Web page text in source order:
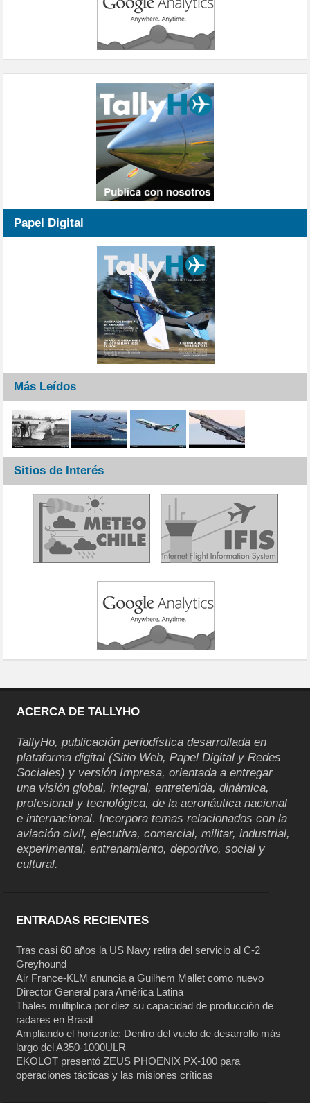
Papel Digital
Más Leídos
Sitios de Interés
ACERCA DE TALLYHO
TallyHo, publicación periodística desarrollada en
plataforma digital (Sitio Web, Papel Digital y Redes
Sociales) y versión Impresa, orientada a entregar
una visión global, integral, entretenida, dinámica,
profesional y tecnológica, de la aeronáutica nacional
e internacional. Incorpora temas relacionados con la
aviación civil, ejecutiva, comercial, militar, industrial,
experimental, entrenamiento, deportivo, social y
cultural.
ENTRADAS RECIENTES
Tras casi 60 años la US Navy retira del servicio al C-2
Greyhound
Air France-KLM anuncia a Guilhem Mallet como nuevo
Director General para América Latina
Thales multiplica por diez su capacidad de producción de
radares en Brasil
Ampliando el horizonte: Dentro del vuelo de desarrollo más
largo del A350-1000ULR
EKOLOT presentó ZEUS PHOENIX PX-100 para
operaciones tácticas y las misiones críticas